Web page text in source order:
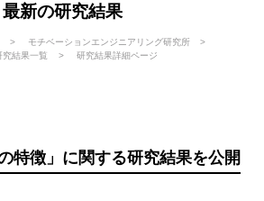
最新の研究結果
モチベーションエンジニアリング研究所
究結果一覧
研究結果詳細ページ
特徴」に関する研究結果を公開